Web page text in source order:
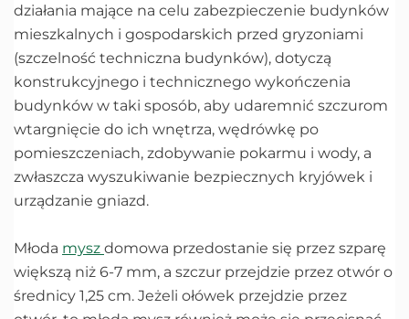
działania mające na celu zabezpieczenie budynków
mieszkalnych i gospodarskich przed gryzoniami
(szczelność techniczna budynków), dotyczą
konstrukcyjnego i technicznego wykończenia
budynków w taki sposób, aby udaremnić szczurom
wtargnięcie do ich wnętrza, wędrówkę po
pomieszczeniach, zdobywanie pokarmu i wody, a
zwłaszcza wyszukiwanie bezpiecznych kryjówek i
urządzanie gniazd.
Młoda mysz domowa przedostanie się przez szparę
większą niż 6-7 mm, a szczur przejdzie przez otwór o
średnicy 1,25 cm. Jeżeli ołówek przejdzie przez